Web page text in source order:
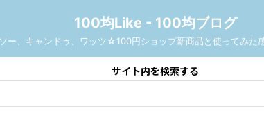
100均Like - 100均ブログ
ー、キャンドゥ、ワッツ☆100円ショップ新商品と使ってみた
サイト内を検索する